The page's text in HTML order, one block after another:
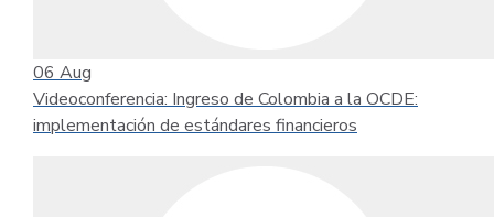
06 Aug
Videoconferencia: Ingreso de Colombia a la OCDE:
implementación de estándares financieros